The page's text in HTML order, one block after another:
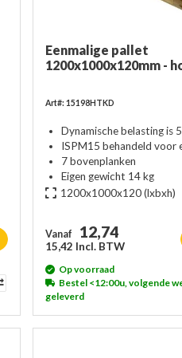
Eenmalige pallet
1200x1000x120mm -
Art#: 15198HTKD
Dynamische belasting is
ISPM15 behandeld voor
7 bovenplanken
Eigen gewicht 14 kg
1200x1000x120(lxbxh)
Vanaf 12,74
15,42 Incl. BTW
Op voorraad
Bestel <12:00u, volgende
geleverd